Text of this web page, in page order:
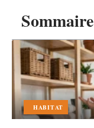
Sommaire
HABITAT